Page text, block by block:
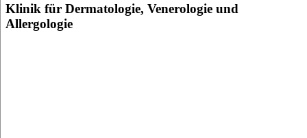
Klinik für Dermatologie, Venerologie und
Allergologie